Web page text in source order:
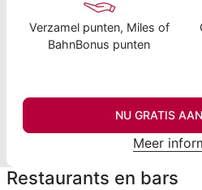
Verzamel punten, Miles of
BahnBonus punten
NU GRATIS
Meer
Restaurants en bars